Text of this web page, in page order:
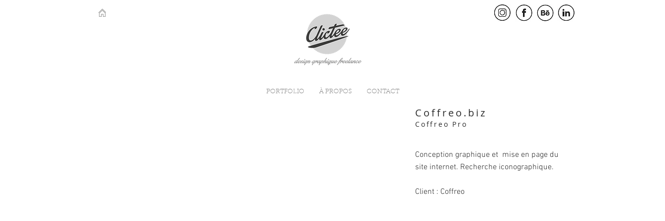
PORTFOLIO À PROPOS CONTACT
Coffreo.biz
Coffreo Pro
Conception graphique et mise en page du
site internet. Recherche iconographique.
Client : Coffreo